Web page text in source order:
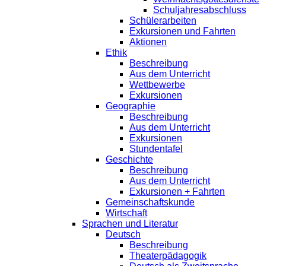
Schuljahresabschluss
Schülerarbeiten
Exkursionen und Fahrten
Aktionen
Ethik
Beschreibung
Aus dem Unterricht
Wettbewerbe
Exkursionen
Geographie
Beschreibung
Aus dem Unterricht
Exkursionen
Stundentafel
Geschichte
Beschreibung
Aus dem Unterricht
Exkursionen + Fahrten
Gemeinschaftskunde
Wirtschaft
Sprachen und Literatur
Deutsch
Beschreibung
Theaterpädagogik